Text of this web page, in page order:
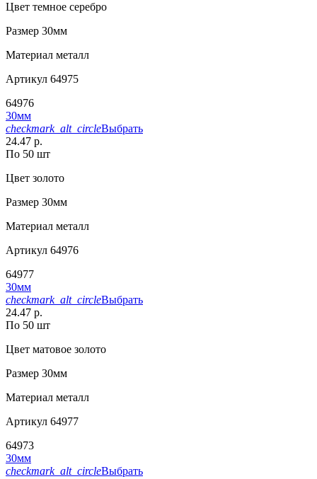
Цвет темное серебро
Размер 30мм
Материал металл
Артикул 64975
64976
30мм
checkmark_alt_circleВыбрать
24.47 р.
По 50 шт
Цвет золото
Размер 30мм
Материал металл
Артикул 64976
64977
30мм
checkmark_alt_circleВыбрать
24.47 р.
По 50 шт
Цвет матовое золото
Размер 30мм
Материал металл
Артикул 64977
64973
30мм
checkmark_alt_circleВыбрать